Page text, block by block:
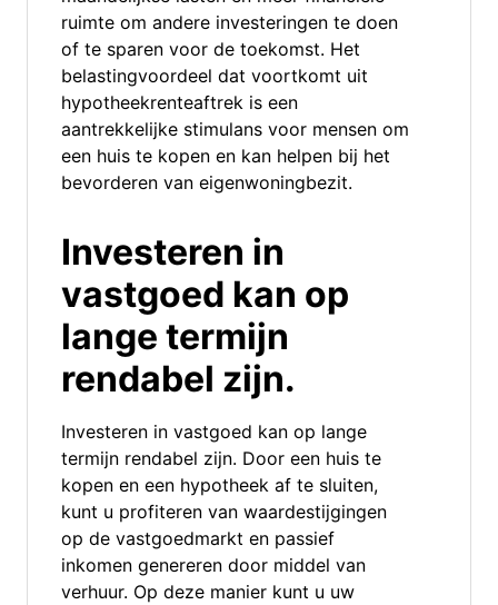
ruimte om andere investeringen te doen
of te sparen voor de toekomst. Het
belastingvoordeel dat voortkomt uit
hypotheekrenteaftrek is een
aantrekkelijke stimulans voor mensen om
een huis te kopen en kan helpen bij het
bevorderen van eigenwoningbezit.
Investeren in
vastgoed kan op
lange termijn
rendabel zijn.
Investeren in vastgoed kan op lange
termijn rendabel zijn. Door een huis te
kopen en een hypotheek af te sluiten,
kunt u profiteren van waardestijgingen
op de vastgoedmarkt en passief
inkomen genereren door middel van
verhuur. Op deze manier kunt u uw